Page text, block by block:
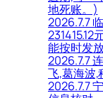
地死账。)
2026.7.7
231415.12
能按时发
2026.7.7
飞,葛海波,
2026.7.7